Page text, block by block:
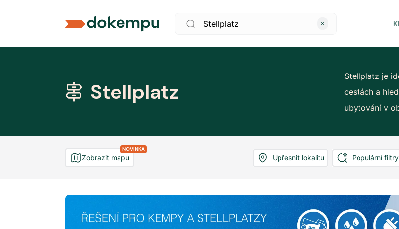
Stellplatz
Stellplatz je
cestách a
ubytování v
NOVINKA
Zobrazit mapu Upřesnit lokalitu Populární filtry